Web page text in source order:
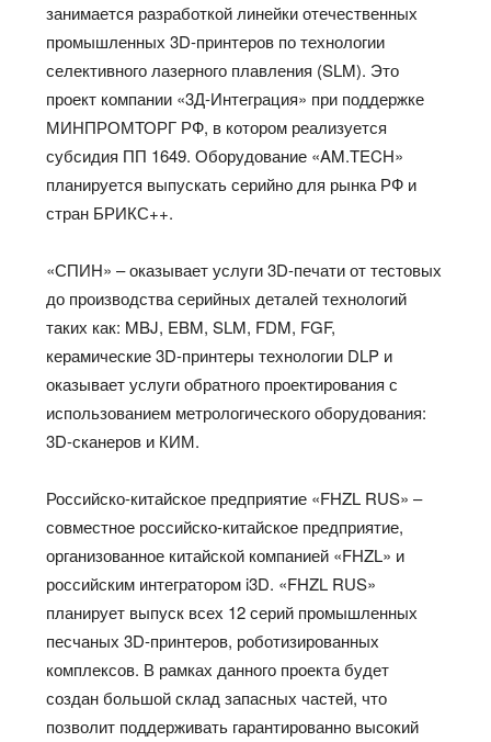
занимается разработкой линейки отечественных
промышленных 3D-принтеров по технологии
селективного лазерного плавления (SLM). Это
проект компании «3Д-Интеграция» при поддержке
МИНПРОМТОРГ РФ, в котором реализуется
субсидия ПП 1649. Оборудование «AM.TECH»
планируется выпускать серийно для рынка РФ и
стран БРИКС++.
«СПИН» – оказывает услуги 3D-печати от тестовых
до производства серийных деталей технологий
таких как: MBJ, EBM, SLM, FDM, FGF,
керамические 3D-принтеры технологии DLP и
оказывает услуги обратного проектирования с
использованием метрологического оборудования:
3D-сканеров и КИМ.
Российско-китайское предприятие «FHZL RUS» –
совместное российско-китайское предприятие,
организованное китайской компанией «FHZL» и
российским интегратором i3D. «FHZL RUS»
планирует выпуск всех 12 серий промышленных
песчаных 3D-принтеров, роботизированных
комплексов. В рамках данного проекта будет
создан большой склад запасных частей, что
позволит поддерживать гарантированно высокий